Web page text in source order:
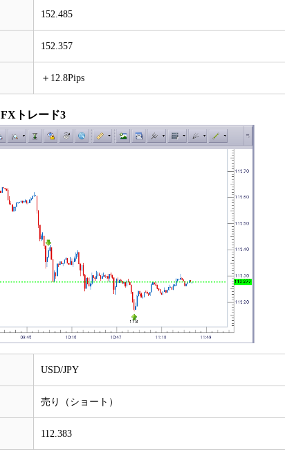
152.485
152.357
＋12.8Pips
FXトレード3
USD/JPY
売り（ショート）
112.383